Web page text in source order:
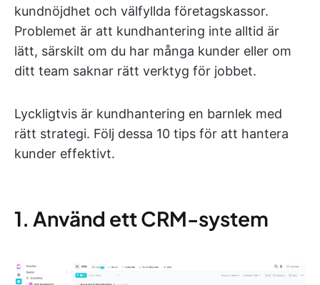
kundnöjdhet och välfyllda företagskassor.
Problemet är att kundhantering inte alltid är
lätt, särskilt om du har många kunder eller om
ditt team saknar rätt verktyg för jobbet.
Lyckligtvis är kundhantering en barnlek med
rätt strategi. Följ dessa 10 tips för att hantera
kunder effektivt.
1. Använd ett CRM-system